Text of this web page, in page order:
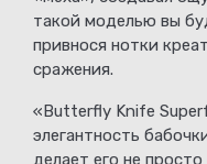
такой моделью вы
привнося нотки
сражения.
«Butterfly Knife
элегантность
делает его не